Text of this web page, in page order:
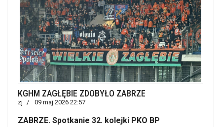
KGHM ZAGŁĘBIE ZDOBYŁO ZABRZE
zj 09 maj 2026 22:57
ZABRZE. Spotkanie 32. kolejki PKO BP